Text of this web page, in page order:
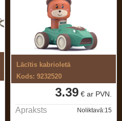
Lācītis kabrioletā
Kods: 9232520
3.39 € ar PVN.
Apraksts Noliktavā:15